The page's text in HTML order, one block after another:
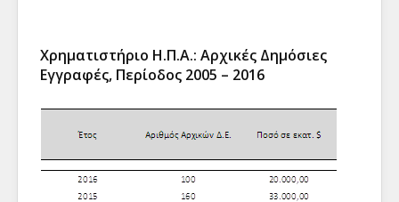
Χρηματιστήριο Η.Π.Α.: Αρχικές Δημόσιες
Εγγραφές, Περίοδος 2005 – 2016